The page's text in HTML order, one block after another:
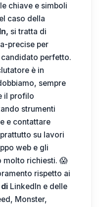
chiave e simboli
caso della
si tratta di
precise per
perfetto.
è in
sempre
il profilo
strumenti
e contattare
su lavori
web e gli
molto richiesti. 😱
rispetto ai
LinkedIn e delle
Monster,